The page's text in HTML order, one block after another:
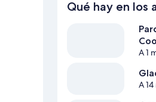
Qué hay en los
A 1
A